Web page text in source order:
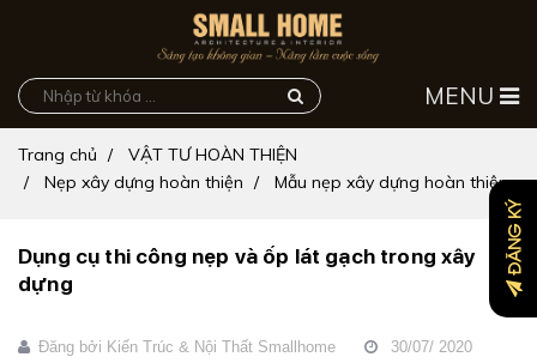
MENU
Trang chủ
VẬT TƯ HOÀN THIỆN
Nẹp xây dựng hoàn thiện
Mẫu nẹp xây dựng hoàn thiện
Dụng cụ thi công nẹp và ốp lát gạch trong xây
dựng
Đăng bởi Kiến Trúc & Nội Thất Smallhome
30/07/ 2020
ĐĂNG KÝ